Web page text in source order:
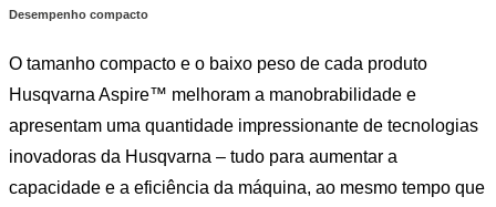
Desempenho compacto
O tamanho compacto e o baixo peso de cada produto
Husqvarna Aspire™ melhoram a manobrabilidade e
apresentam uma quantidade impressionante de tecnologias
inovadoras da Husqvarna – tudo para aumentar a
capacidade e a eficiência da máquina, ao mesmo tempo que